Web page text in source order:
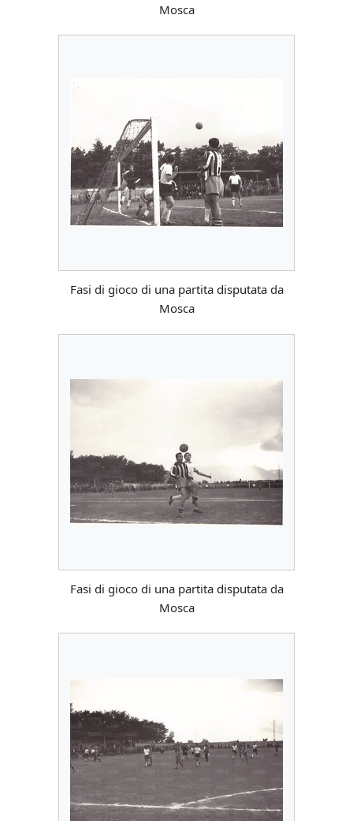
Mosca
Fasi di gioco di una partita disputata da
Mosca
Fasi di gioco di una partita disputata da
Mosca